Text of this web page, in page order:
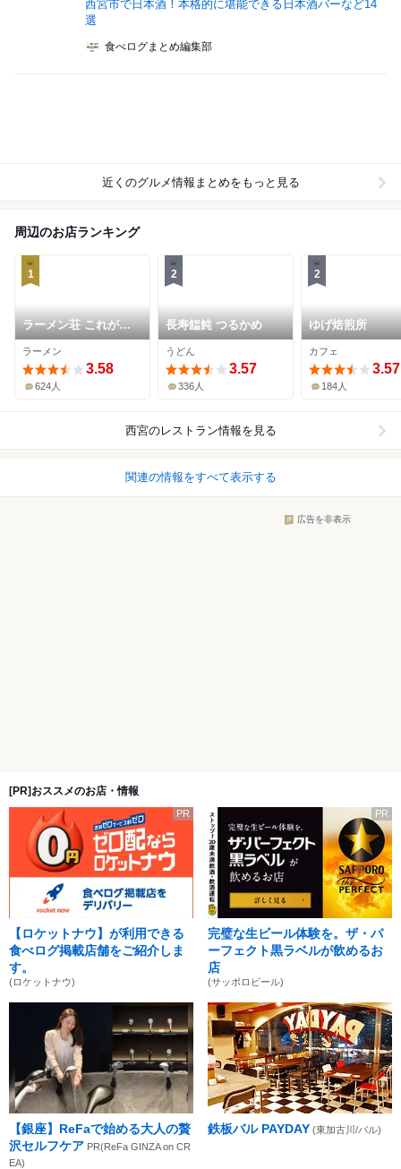
西宮市で日本酒！本格的に堪能できる日本酒バーなど14
選
食べログまとめ編集部
近くのグルメ情報まとめをもっと見る
周辺のお店ランキング
1
ラーメン荘 これが好
きだから
ラーメン
3.58
624人
2
長寿饂飩 つるかめ
うどん
3.57
336人
2
ゆげ焙煎所
カフェ
3.57
184人
西宮のレストラン情報を見る
関連の情報をすべて表示する
広告を非表示
[PR]おススメのお店・情報
PR
【ロケットナウ】が利用できる
食べログ掲載店舗をご紹介しま
す。
(ロケットナウ)
PR
完璧な生ビール体験を。ザ・パ
ーフェクト黒ラベルが飲めるお
店
(サッポロビール)
【銀座】ReFaで始める大人の贅
沢セルフケア PR(ReFa GINZA on CR
EA)
鉄板バル PAYDAY (東加古川/バル)